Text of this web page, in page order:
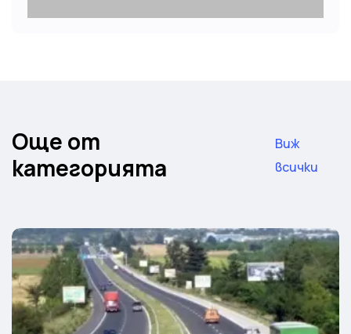
Още от
категорията
Виж
всички